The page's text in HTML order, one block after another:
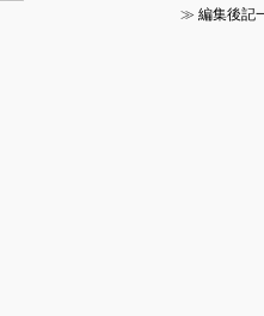
≫ 編集後記